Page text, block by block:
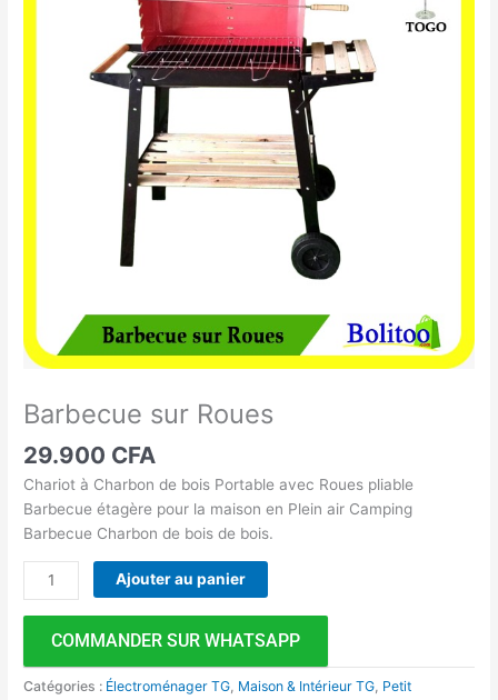
Barbecue sur Roues
29.900 CFA
Chariot à Charbon de bois Portable avec Roues pliable
Barbecue étagère pour la maison en Plein air Camping
Barbecue Charbon de bois de bois.
Ajouter au panier
COMMANDER SUR WHATSAPP
Catégories : Électroménager TG Maison & Intérieur TG Petit